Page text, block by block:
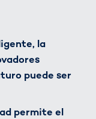
la
puede ser
permite el